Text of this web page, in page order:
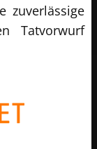
zuverlässige
Tatvorwurf